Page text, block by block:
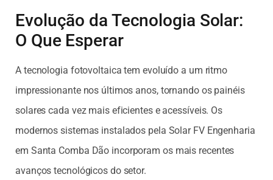
Evolução da Tecnologia Solar:
O Que Esperar
A tecnologia fotovoltaica tem evoluído a um ritmo
impressionante nos últimos anos, tornando os painéis
solares cada vez mais eficientes e acessíveis. Os
modernos sistemas instalados pela Solar FV Engenharia
em Santa Comba Dão incorporam os mais recentes
avanços tecnológicos do setor.